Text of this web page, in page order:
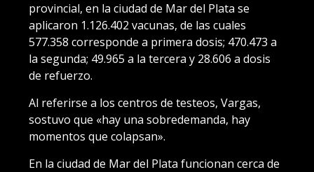
provincial, en la ciudad de Mar del Plata se
aplicaron 1.126.402 vacunas, de las cuales
577.358 corresponde a primera dosis; 470.473 a
la segunda; 49.965 a la tercera y 28.606 a dosis
de refuerzo.
Al referirse a los centros de testeos, Vargas,
sostuvo que «hay una sobredemanda, hay
momentos que colapsan».
En la ciudad de Mar del Plata funcionan cerca de